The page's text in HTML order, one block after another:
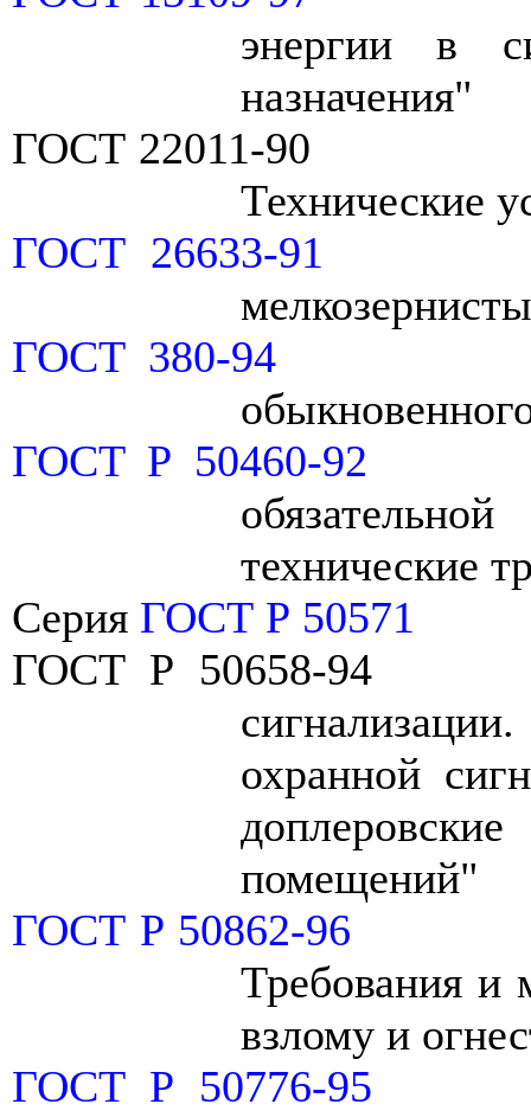
энергии в
назначения"
ГОСТ 22011-90
Технические
ГОСТ 26633-91
ГОСТ 380-94
ГОСТ Р 50460-92
технические
Серия ГОСТ Р 50571
ГОСТ Р 50658-94
охранной
помещений"
ГОСТ Р 50862-96
Требования и
взлому и
ГОСТ Р 50776-95